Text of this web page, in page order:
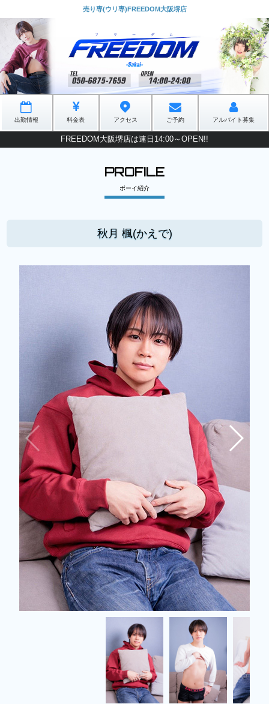
売り専(ウリ専)FREEDOM大阪堺店
出勤情報 料金表 アクセス ご予約 アルバイト募集
FREEDOM大阪堺店は連日14:00～OPEN!!
PROFILE
ボーイ紹介
秋月 楓(かえで)